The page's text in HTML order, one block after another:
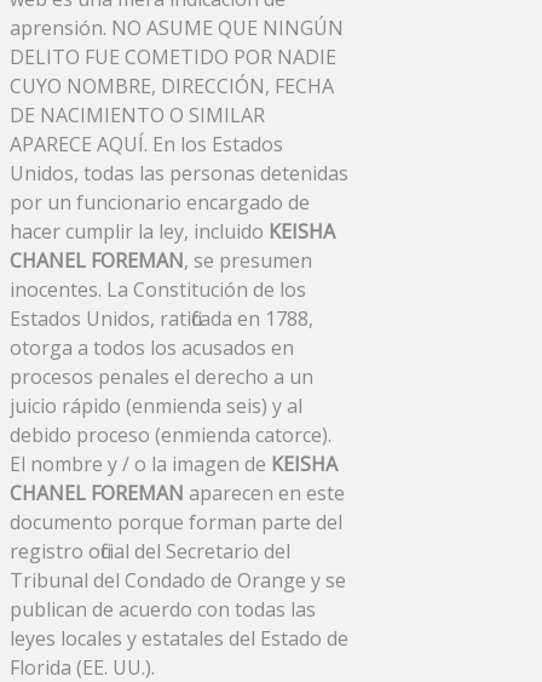
aprensión. NO ASUME QUE NINGÚN
DELITO FUE COMETIDO POR NADIE
CUYO NOMBRE, DIRECCIÓN, FECHA
DE NACIMIENTO O SIMILAR
APARECE AQUÍ. En los Estados
Unidos, todas las personas detenidas
por un funcionario encargado de
hacer cumplir la ley, incluido KEISHA
CHANEL FOREMAN, se presumen
inocentes. La Constitución de los
Estados Unidos, ratificada en 1788,
otorga a todos los acusados ​​en
procesos penales el derecho a un
juicio rápido (enmienda seis) y al
debido proceso (enmienda catorce).
El nombre y / o la imagen de KEISHA
CHANEL FOREMAN aparecen en este
documento porque forman parte del
registro oficial del Secretario del
Tribunal del Condado de Orange y se
publican de acuerdo con todas las
leyes locales y estatales del Estado de
Florida (EE. UU.).